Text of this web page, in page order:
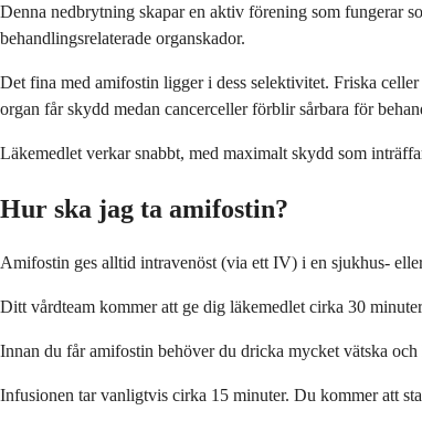
Denna nedbrytning skapar en aktiv förening som fungerar
behandlingsrelaterade organskador.
Det fina med amifostin ligger i dess selektivitet. Friska
organ får skydd medan cancerceller förblir sårbara för
Läkemedlet verkar snabbt, med maximalt skydd som
Hur ska jag ta amifostin?
Amifostin ges alltid intravenöst (via ett IV) i en sjukhus-
Ditt vårdteam kommer att ge dig läkemedlet cirka 30
Innan du får amifostin behöver du dricka mycket vätska
Infusionen tar vanligtvis cirka 15 minuter. Du kommer att